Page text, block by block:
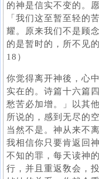
的神是信实不变的。
「我们这至暂至轻的
耀。原来我们不是顾
的是暂时的，所不见
18）
你觉得离开神後，心
实在的。诗篇十六篇
愁苦必加增。」以其
所说的，感到无尽的
当然不是。神从来不
我相信你只要肯返回
不知的罪，每天读神
行，并且重返敎会，